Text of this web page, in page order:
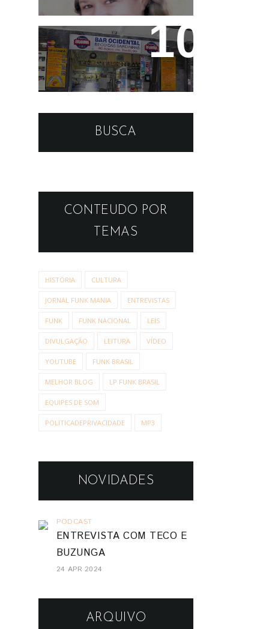
Beco das Sardinhas
BUSCA
CONTEUDO POR
TEMAS
HISTÓRIA CULTURA
JORNAL FUNK MANIA ENTREVISTAS
FUNK FUNK NACIONAL LEIS
DIVULGAÇÃO LEITURA VÍDEO
YOUTUBE FUNK BRASIL
MELHOR BLOG LP FUNK BRASIL
EQUIPES DE SOM
POLITICADEPRIVACIDADE MP3
NOVIDADES
PODCAST
ENTREVISTA COM TECO E
BUZUNGA
24 APR 2024
ARQUIVO